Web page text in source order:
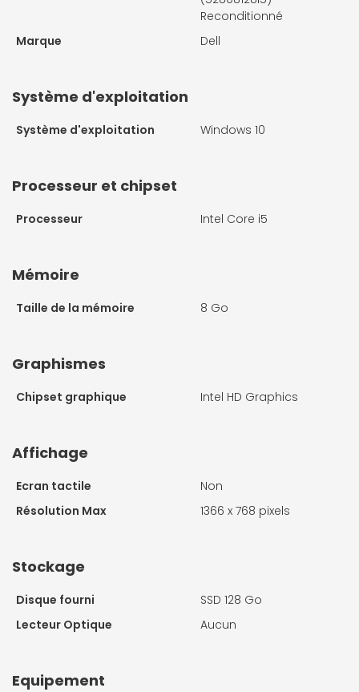
Reconditionné
Marque
Dell
Système d'exploitation
Système d'exploitation Windows 10
Processeur et chipset
Processeur Intel Core i5
Mémoire
Taille de la mémoire 8 Go
Graphismes
Chipset graphique Intel HD Graphics
Affichage
Ecran tactile
Non
Résolution Max
1366 x 768 pixels
Stockage
Disque fourni
SSD 128 Go
Lecteur Optique
Aucun
Equipement